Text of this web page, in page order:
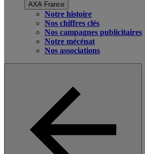
AXA France
Notre histoire
Nos chiffres clés
Nos campagnes publicitaires
Notre mécénat
Nos associations